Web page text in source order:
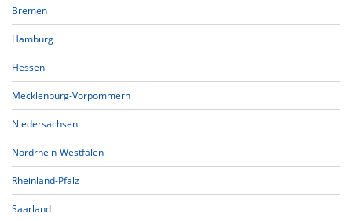
Bremen
Hamburg
Hessen
Mecklenburg-Vorpommern
Niedersachsen
Nordrhein-Westfalen
Rheinland-Pfalz
Saarland